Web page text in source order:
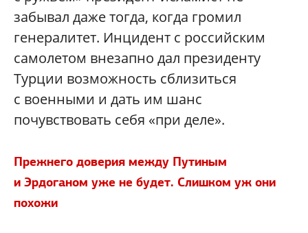
забывал даже тогда, когда громил
генералитет. Инцидент с российским
самолетом внезапно дал президенту
Турции возможность сблизиться
с военными и дать им шанс
почувствовать себя «при деле».
Прежнего доверия между Путиным
и Эрдоганом уже не будет. Слишком уж они
похожи